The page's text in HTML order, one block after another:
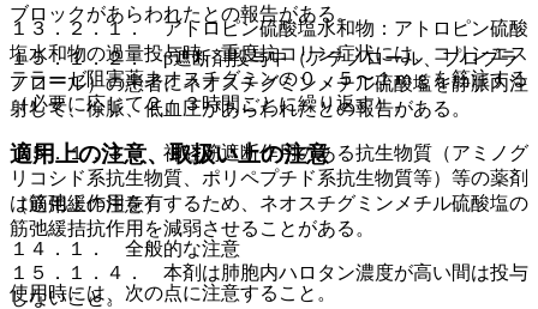
ブロックがあらわれたとの報告がある。
１５．１．２． β遮断剤投与中（アテノロール、プロプラ
ノロール）の患者にネオスチグミンメチル硫酸塩を静脈内注
射して、徐脈、低血圧があらわれたとの報告がある。
１５．１．３． 神経筋遮断作用のある抗生物質（アミノグ
リコシド系抗生物質、ポリペプチド系抗生物質等）等の薬剤
は筋弛緩作用を有するため、ネオスチグミンメチル硫酸塩の
筋弛緩拮抗作用を減弱させることがある。
１５．１．４． 本剤は肺胞内ハロタン濃度が高い間は投与
しないこと。
１３．２．１． アトロピン硫酸塩水和物：アトロピン硫酸
塩水和物の過量投与時、重度抗コリン症状には、コリンエス
テラーゼ阻害薬ネオスチグミンの０．５〜１ｍｇを筋注する
（必要に応じて２、３時間ごとに繰り返す）。
適用上の注意、取扱い上の注意
（適用上の注意）
１４．１． 全般的な注意
使用時には、次の点に注意すること。